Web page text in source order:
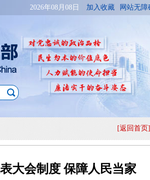
[返回首页]
大会制度 保障人民当家